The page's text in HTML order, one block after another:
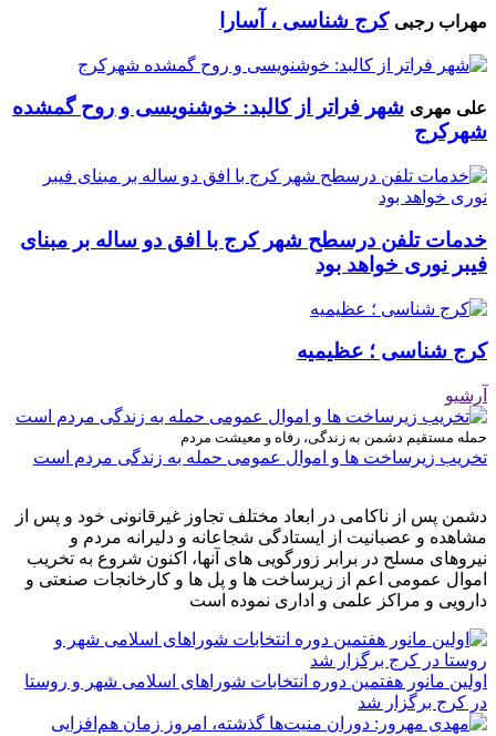
مهراب رجبی کرج شناسی ، آسارا
علی مهری شهر فراتر از کالبد: خوشنویسی و روح گمشده
شهرکرج
خدمات تلفن درسطح شهر کرج با افق دو ساله بر مبنای
فیبر نوری خواهد بود
کرج شناسی ؛ عظیمیه
آرشیو
حمله مستقیم دشمن به زندگی، رفاه و معیشت مردم
تخریب زیرساخت ها و اموال عمومی حمله به زندگی مردم است
دشمن پس از ناکامی در ابعاد مختلف تجاوز غیرقانونی خود و پس از
مشاهده و عصبانیت از ایستادگی شجاعانه و دلیرانه مردم و
نیروهای مسلح در برابر زورگویی های آنها، اکنون شروع به تخریب
اموال عمومی اعم از زیرساخت ها و پل ها و کارخانجات صنعتی و
دارویی و مراکز علمی و اداری نموده است
اولین مانور هفتمین دوره انتخابات شوراهای اسلامی شهر و روستا
در کرج برگزار شد